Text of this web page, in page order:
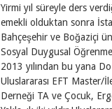
Yirmi yıl süreyle ders
emekli olduktan sonra
Bahçeşehir ve Boğaziçi
Sosyal Duygusal
2013 yılından bu yana
Uluslararası EFT Master/
Derneği TA ve Çocuk,